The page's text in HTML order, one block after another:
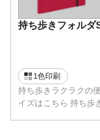
持ち歩きフォルダ
1色印刷
持ち歩きラクラクの便
イズはこちら 持ち歩